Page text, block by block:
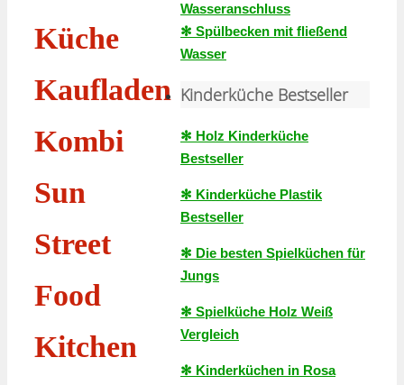
Küche
Kaufladen
Kombi
Sun
Street
Food
Kitchen
Wasseranschluss
✻ Spülbecken mit fließend
Wasser
Kinderküche Bestseller
✻ Holz Kinderküche
Bestseller
✻ Kinderküche Plastik
Bestseller
✻ Die besten Spielküchen für
Jungs
✻ Spielküche Holz Weiß
Vergleich
✻ Kinderküchen in Rosa